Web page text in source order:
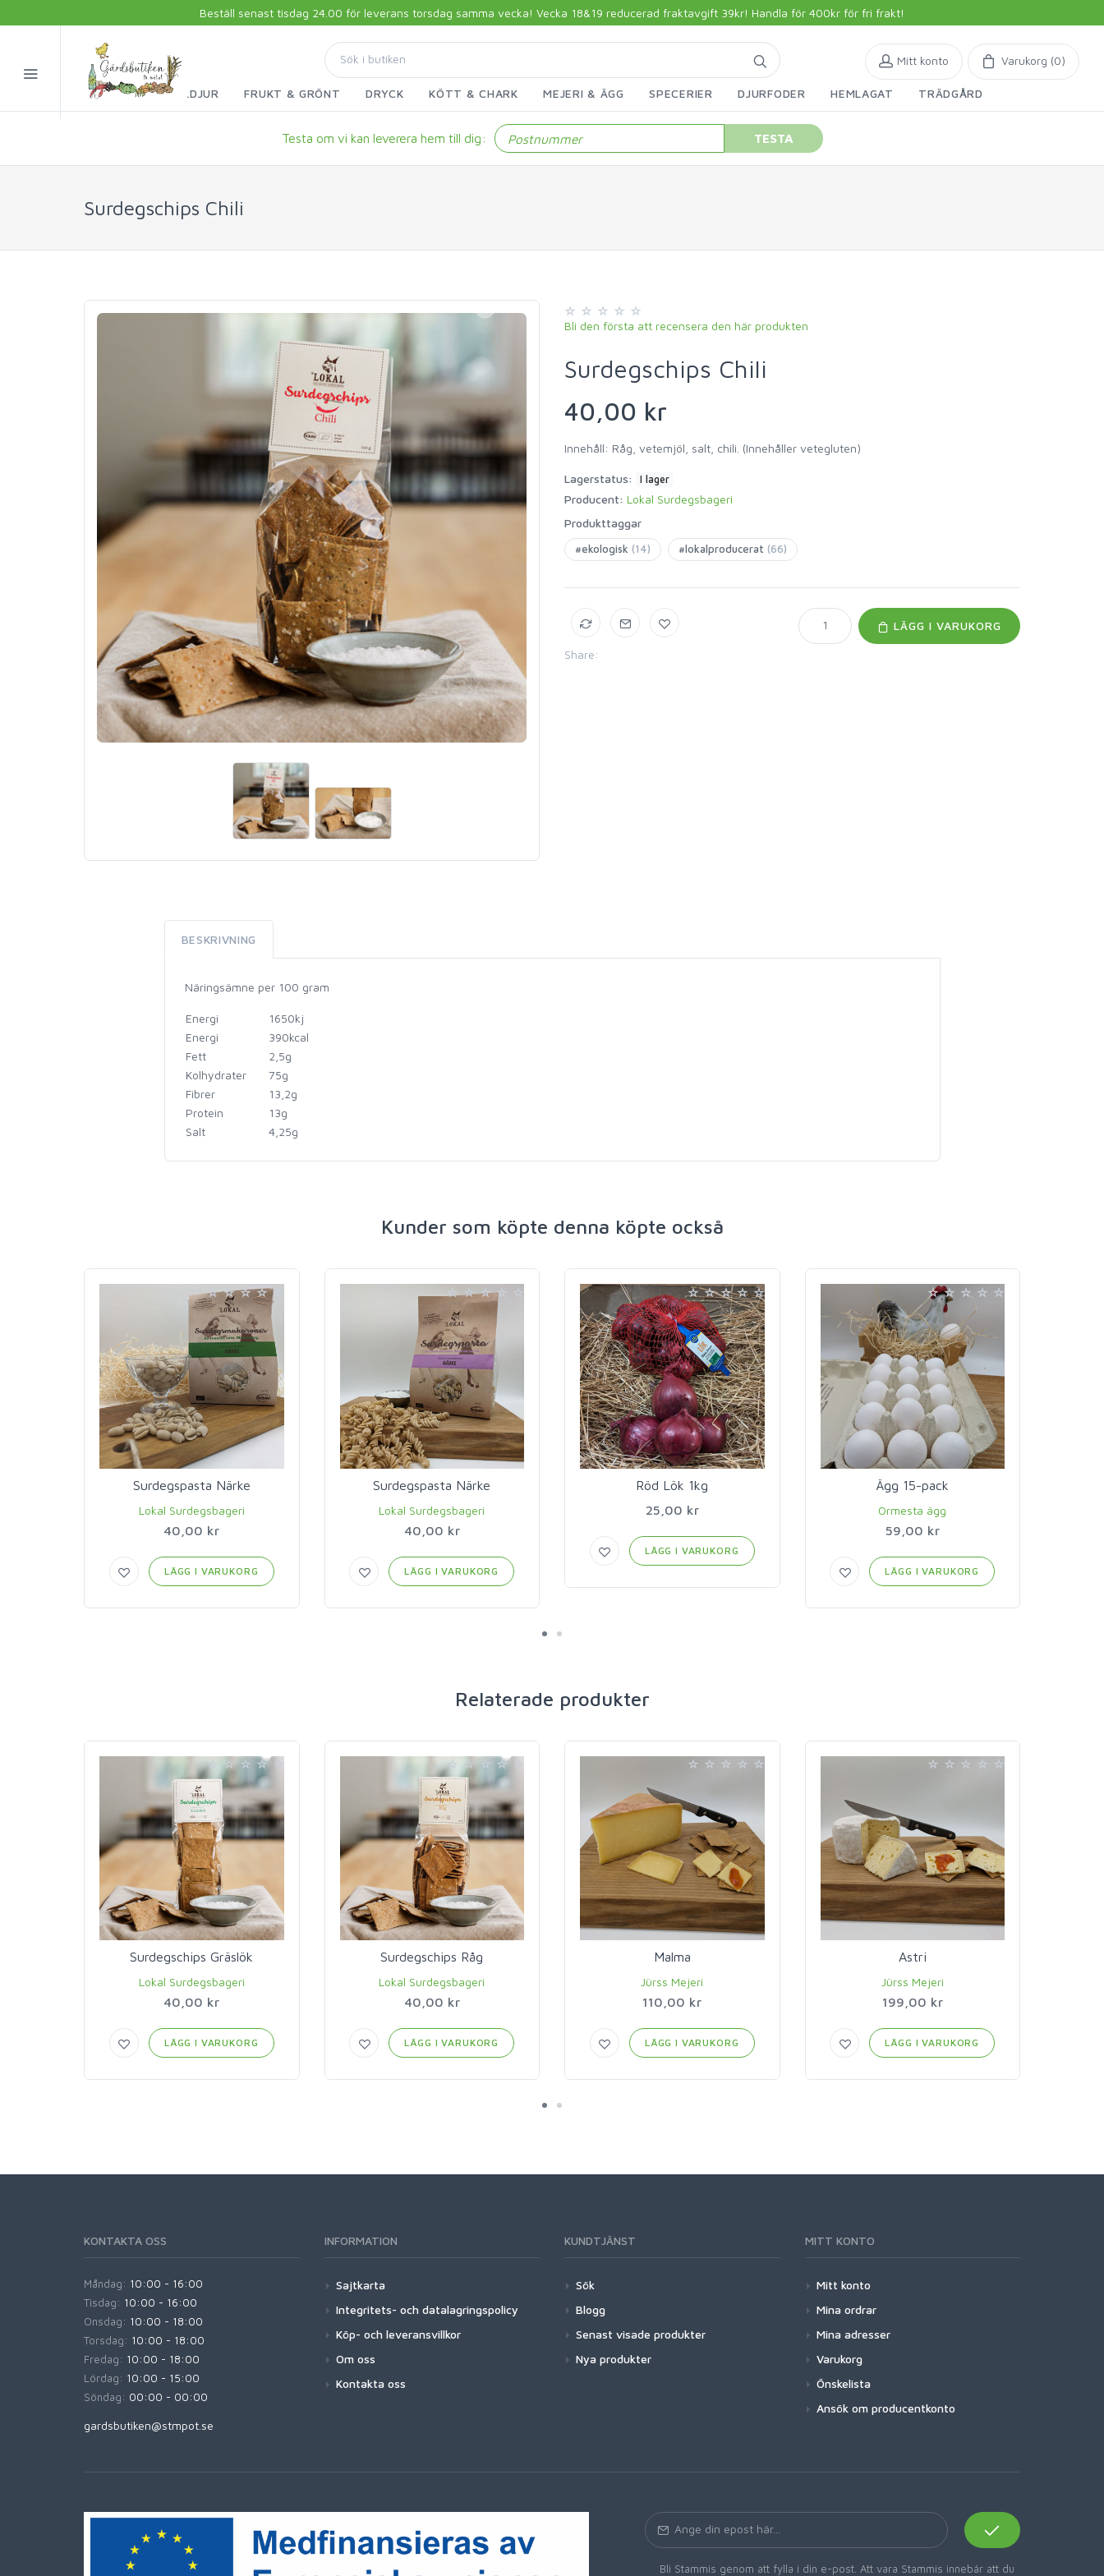
Beställ senast tisdag 24.00 för leverans torsdag samma vecka! Vecka 18&19 reducerad fraktavgift 39kr! Handla för 400kr för fri frakt!
FISK & SKALDJUR FRUKT & GRÖNT DRYCK KÖTT & CHARK MEJERI & ÄGG SPECERIER DJURFODER HEMLAGAT TRÄDGÅRD
Mitt konto Varukorg (0)
Testa om vi kan leverera hem till dig: TESTA
Surdegschips Chili
Bli den första att recensera den här produkten
Surdegschips Chili
40,00 kr
Innehåll: Råg, vetemjöl, salt, chili. (Innehåller vetegluten)
Lagerstatus: I lager
Producent: Lokal Surdegsbageri
Produkttaggar
#ekologisk (14) #lokalproducerat (66)
Share:
LÄGG I VARUKORG
BESKRIVNING
Näringsämne per 100 gram
Energi
1650kj
Energi
390kcal
Fett
2,5g
Kolhydrater
75g
Fibrer
13,2g
Protein
13g
Salt
4,25g
Kunder som köpte denna köpte också
Surdegspasta Närke
Lokal Surdegsbageri
40,00 kr
LÄGG I VARUKORG
Surdegspasta Närke
Lokal Surdegsbageri
40,00 kr
LÄGG I VARUKORG
Röd Lök 1kg
25,00 kr
LÄGG I VARUKORG
Ägg 15-pack
Ormesta ägg
59,00 kr
LÄGG I VARUKORG
Relaterade produkter
Surdegschips Gräslök
Lokal Surdegsbageri
40,00 kr
LÄGG I VARUKORG
Surdegschips Råg
Lokal Surdegsbageri
40,00 kr
LÄGG I VARUKORG
Malma
Jürss Mejeri
110,00 kr
LÄGG I VARUKORG
Astri
Jürss Mejeri
199,00 kr
LÄGG I VARUKORG
KONTAKTA OSS
Måndag: 10:00 - 16:00
Tisdag: 10:00 - 16:00
Onsdag: 10:00 - 18:00
Torsdag: 10:00 - 18:00
Fredag: 10:00 - 18:00
Lördag: 10:00 - 15:00
Söndag: 00:00 - 00:00
gardsbutiken@stmpot.se
INFORMATION
Sajtkarta
Integritets- och datalagringspolicy
Köp- och leveransvillkor
Om oss
Kontakta oss
KUNDTJÄNST
Sök
Blogg
Senast visade produkter
Nya produkter
MITT KONTO
Mitt konto
Mina ordrar
Mina adresser
Varukorg
Önskelista
Ansök om producentkonto
Bli Stammis genom att fylla i din e-post. Att vara Stammis innebär att du